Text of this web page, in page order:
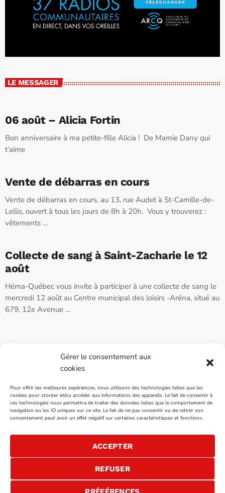
Gérer le consentement aux
cookies
Pour offrir les meilleures expériences, nous utilisons des technologies telles que les
cookies pour stocker et/ou accéder aux informations des appareils. Le fait de consentir à
ces technologies nous permettra de traiter des données telles que le comportement de
navigation ou les ID uniques sur ce site. Le fait de ne pas consentir ou de retirer son
consentement peut avoir un effet négatif sur certaines caractéristiques et fonctions.
ACCEPTER
REFUSER
LE MESSAGER
06 août – Alicia Fortin
Bon anniversaire à ma petite-fille Alicia ! De Mamie Dany qui
t’aime
Vente de débarras en cours
Vente de débarras en cours, au 13, rue Audet à St-Camille-de-
Lellis, ouvert à tous les jours de 8h à 20h. Vous y trouverez :
vêtements …
Collecte de sang à Saint-Zacharie le 12
août
Héma-Québec vous invite à participer à une collecte de sang le
mercredi 12 août au Centre municipal des loisirs -Aréna, situé au
679, 12e Avenue …
VENTES PUBLICITAIRES
NOUS JOINDRE